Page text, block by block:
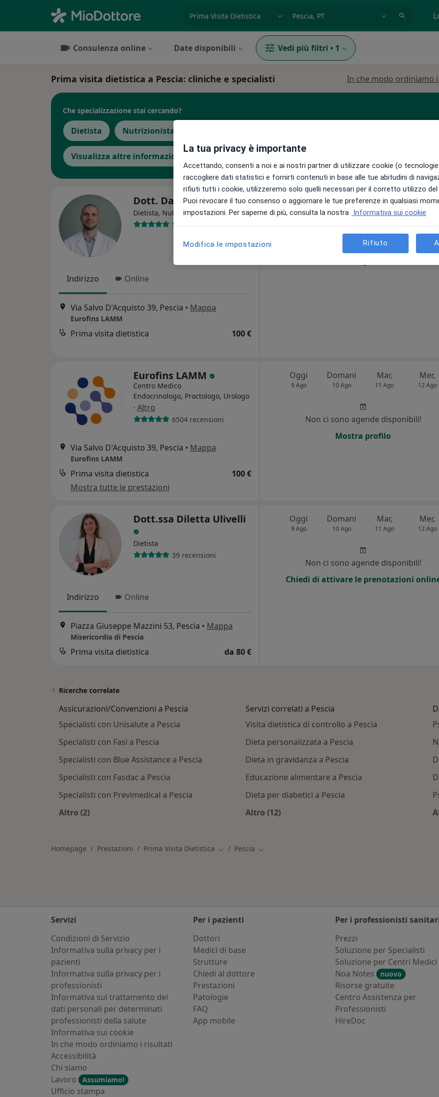
Consulenza online Date disponibili Vedi più filtri • 1
Prima visita dietistica a Pescia: cliniche e specialisti In che modo ordiniamo
Che specializzazione stai cercando?
Dietista Nutrizionista
Visualizza altre informazioni
Dott. Daniel Minicozzi
Dietista, Nutrizionista
55 recensioni
Indirizzo Online
Via Salvo D'Acquisto 39, Pescia • Mappa
Eurofins LAMM
Prima visita dietistica 100 €
Oggi
9 Ago
Domani
10 Ago
Mar,
11 Ago
Mer,
12 Ago
Non ci sono agende disponibili!
Eurofins LAMM
Centro Medico
Endocrinologo, Proctologo, Urologo
· Altro
6504 recensioni
Via Salvo D'Acquisto 39, Pescia • Mappa
Eurofins LAMM
Prima visita dietistica
100 €
Mostra tutte le prestazioni
Oggi
9 Ago
Domani
10 Ago
Mar,
11 Ago
Mer,
12 Ago
Non ci sono agende disponibili!
Mostra profilo
Dott.ssa Diletta Ulivelli
Dietista
39 recensioni
Indirizzo Online
Piazza Giuseppe Mazzini 53, Pescia • Mappa
Misericordia di Pescia
Prima visita dietistica da 80 €
Oggi
9 Ago
Domani
10 Ago
Mar,
11 Ago
Mer,
12 Ago
Non ci sono agende disponibili!
Chiedi di attivare le prenotazioni
Ricerche correlate
Assicurazioni/Convenzioni a Pescia
Specialisti con Unisalute a Pescia
Specialisti con Fasi a Pescia
Specialisti con Blue Assistance a Pescia
Specialisti con Fasdac a Pescia
Specialisti con Previmedical a Pescia
Altro (2)
Servizi correlati a Pescia
Visita dietistica di controllo a Pescia
Dieta personalizzata a Pescia
Dieta in gravidanza a Pescia
Educazione alimentare a Pescia
Dieta per diabetici a Pescia
Altro (12)
Homepage Prestazioni Prima Visita Dietistica Cambia città
Pescia Cambia città
Servizi
Condizioni di Servizio
Informativa sulla privacy per i
pazienti
Informativa sulla privacy per i
professionisti
Informativa sul trattamento dei
dati personali per determinati
professionisti della salute
Informativa sui cookie
In che modo ordiniamo i risultati
Accessibilità
Chi siamo
Lavoro
Assumiamo!
Ufficio stampa
Per i pazienti
Dottori
Medici di base
Strutture
Chiedi al dottore
Prestazioni
Patologie
FAQ
App mobile
Per i professionisti
Prezzi
Soluzione per Specialisti
Soluzione per Centri Medici
Noa Notes
nuovo
Risorse gratuite
Centro Assistenza per
Professionisti
HireDoc
La tua privacy è importante
Accettando, consenti a noi e ai nostri partner di utilizzare cookie (o
raccogliere dati statistici e fornirti contenuti in base alle tue abitudini di
rifiuti tutti i cookie, utilizzeremo solo quelli necessari per il corretto utilizzo
Puoi revocare il tuo consenso o aggiornare le tue preferenze in qualsiasi
impostazioni. Per saperne di più, consulta la nostra Informativa sui cookie
Modifica le impostazioni Rifiuto